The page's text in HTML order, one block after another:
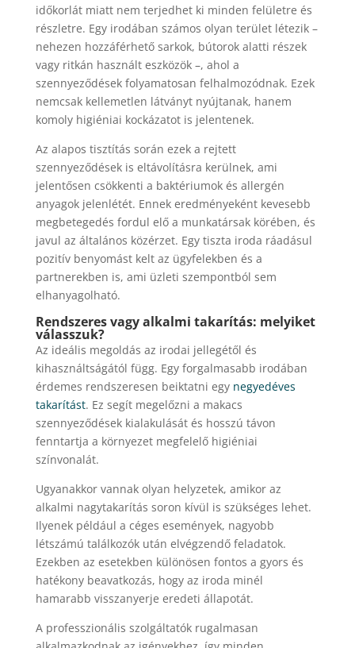
időkorlát miatt nem terjedhet ki minden felületre és
részletre. Egy irodában számos olyan terület létezik –
nehezen hozzáférhető sarkok, bútorok alatti részek
vagy ritkán használt eszközök –, ahol a
szennyeződések folyamatosan felhalmozódnak. Ezek
nemcsak kellemetlen látványt nyújtanak, hanem
komoly higiéniai kockázatot is jelentenek.
Az alapos tisztítás során ezek a rejtett
szennyeződések is eltávolításra kerülnek, ami
jelentősen csökkenti a baktériumok és allergén
anyagok jelenlétét. Ennek eredményeként kevesebb
megbetegedés fordul elő a munkatársak körében, és
javul az általános közérzet. Egy tiszta iroda ráadásul
pozitív benyomást kelt az ügyfelekben és a
partnerekben is, ami üzleti szempontból sem
elhanyagolható.
Rendszeres vagy alkalmi takarítás: melyiket
válasszuk?
Az ideális megoldás az irodai jellegétől és
kihasználtságától függ. Egy forgalmasabb irodában
érdemes rendszeresen beiktatni egy negyedéves
takarítást. Ez segít megelőzni a makacs
szennyeződések kialakulását és hosszú távon
fenntartja a környezet megfelelő higiéniai
színvonalát.
Ugyanakkor vannak olyan helyzetek, amikor az
alkalmi nagytakarítás soron kívül is szükséges lehet.
Ilyenek például a céges események, nagyobb
létszámú találkozók után elvégzendő feladatok.
Ezekben az esetekben különösen fontos a gyors és
hatékony beavatkozás, hogy az iroda minél
hamarabb visszanyerje eredeti állapotát.
A professzionális szolgáltatók rugalmasan